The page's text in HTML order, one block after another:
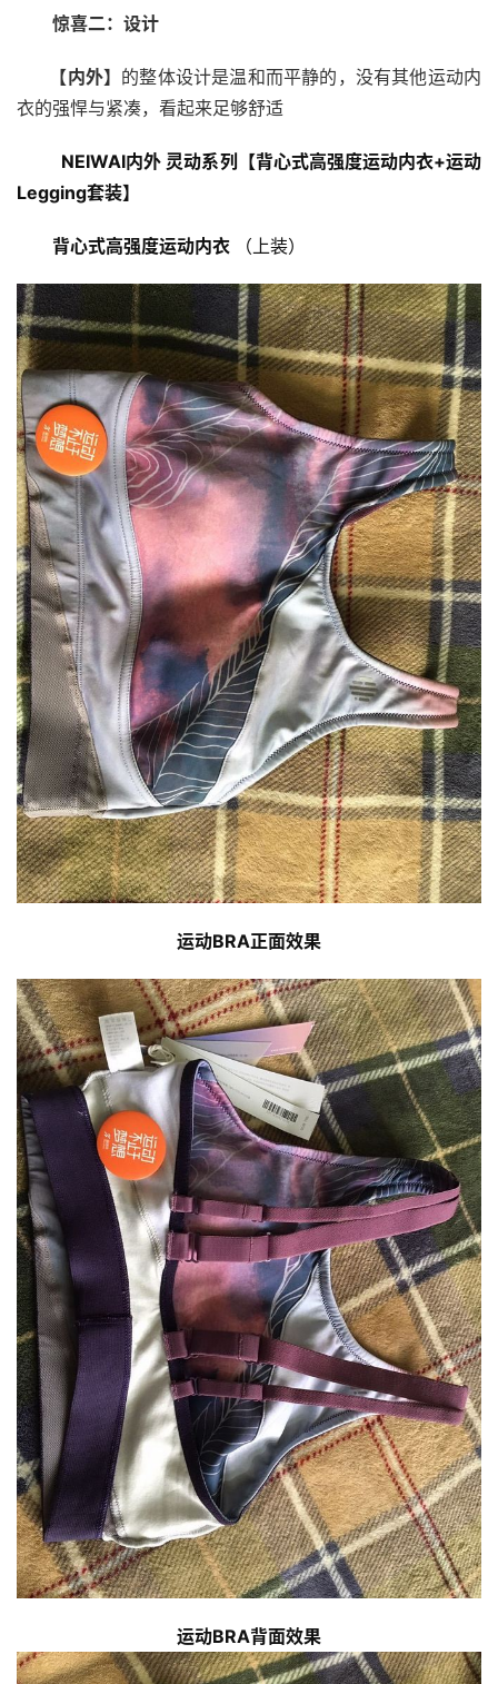
惊喜二：设计
【内外】 的整体设计是温和而平静的，没有其他运动内
衣的强悍与紧凑，看起来足够舒适
NEIWAI内外 灵动系列【背心式高强度运动内衣+运动
Legging套装】
背心式高强度运动内衣 （上装）
运动BRA正面效果
运动BRA背面效果